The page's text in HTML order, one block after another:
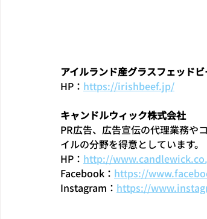
アイルランド産グラスフェッドビ
HP： https://irishbeef.jp/
キャンドルウィック株式会社
PR広告、広告宣伝の代理業務や
イルの分野を得意としています。
HP： http://
Facebook： https://
Instagram： https://